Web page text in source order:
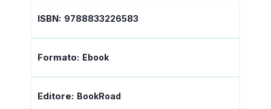
ISBN: 9788833226583
Formato: Ebook
Editore: BookRoad